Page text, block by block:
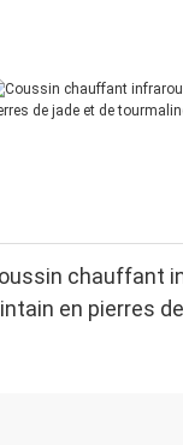
chauffant
en pierres